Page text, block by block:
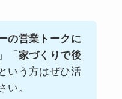
の営業トークに
」「 家づくりで後
いう方はぜひ活
い。